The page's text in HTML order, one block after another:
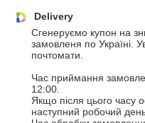
Delivery
Сгенеруємо купон на
замовленя по Україні.
почтомати.
Час приймання
12:00.
Якщо після цього часу
наступний робочий